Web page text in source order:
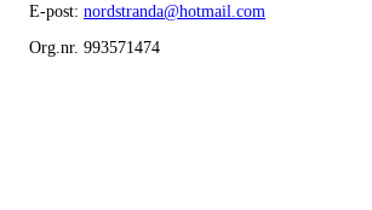
E-post: nordstranda@hotmail.com
Org.nr. 993571474